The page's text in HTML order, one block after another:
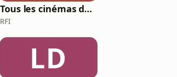
Tous les cinémas du monde
RFI
LD